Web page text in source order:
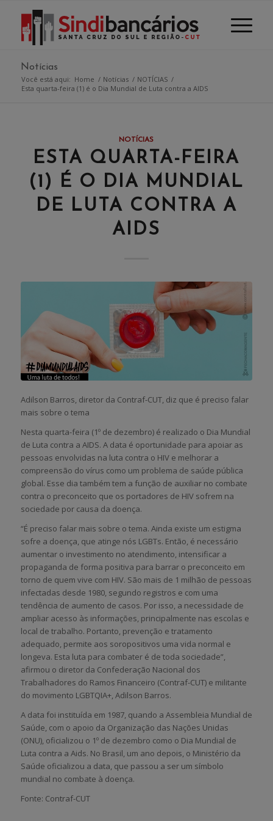
Notícias
Você está aqui: Home / Notícias / NOTÍCIAS /
Esta quarta-feira (1) é o Dia Mundial de Luta contra a AIDS
NOTÍCIAS
ESTA QUARTA-FEIRA
(1) É O DIA MUNDIAL
DE LUTA CONTRA A
AIDS
Adilson Barros, diretor da Contraf-CUT, diz que é preciso falar
mais sobre o tema
Nesta quarta-feira (1º de dezembro) é realizado o Dia Mundial
de Luta contra a AIDS. A data é oportunidade para apoiar as
pessoas envolvidas na luta contra o HIV e melhorar a
compreensão do vírus como um problema de saúde pública
global. Esse dia também tem a função de auxiliar no combate
contra o preconceito que os portadores de HIV sofrem na
sociedade por causa da doença.
“É preciso falar mais sobre o tema. Ainda existe um estigma
sofre a doença, que atinge nós LGBTs. Então, é necessário
aumentar o investimento no atendimento, intensificar a
propaganda de forma positiva para barrar o preconceito em
torno de quem vive com HIV. São mais de 1 milhão de pessoas
infectadas desde 1980, segundo registros e com uma
tendência de aumento de casos. Por isso, a necessidade de
ampliar acesso às informações, principalmente nas escolas e
local de trabalho. Portanto, prevenção e tratamento
adequado, permite aos soropositivos uma vida normal e
longeva. Esta luta para combater é de toda sociedade”,
afirmou o diretor da Confederação Nacional dos
Trabalhadores do Ramos Financeiro (Contraf-CUT) e militante
do movimento LGBTQIA+, Adilson Barros.
A data foi instituída em 1987, quando a Assembleia Mundial de
Saúde, com o apoio da Organização das Nações Unidas
(ONU), oficializou o 1º de dezembro como o Dia Mundial de
Luta contra a Aids. No Brasil, um ano depois, o Ministério da
Saúde oficializou a data, que passou a ser um símbolo
mundial no combate à doença.
Fonte: Contraf-CUT